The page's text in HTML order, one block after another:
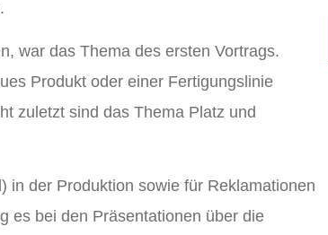
war das Thema des ersten Vortrags.
Produkt oder einer Fertigungslinie
zuletzt sind das Thema Platz und
in der Produktion sowie für Reklamationen
es bei den Präsentationen über die